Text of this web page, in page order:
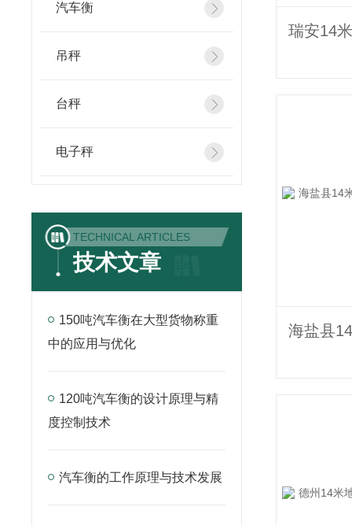
汽车衡
吊秤
台秤
电子秤
TECHNICAL ARTICLES
技术文章
150吨汽车衡在大型货物称重
中的应用与优化
120吨汽车衡的设计原理与精
度控制技术
汽车衡的工作原理与技术发展